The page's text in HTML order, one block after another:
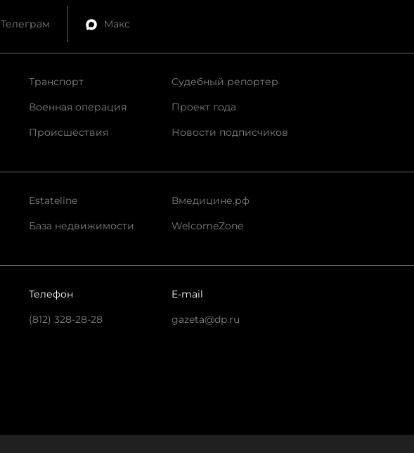
Телеграм Макс
Транспорт
Военная операция
Происшествия
Судебный репортер
Проект года
Новости подписчиков
Estateline
База недвижимости
Вмедицине.рф
WelcomeZone
Телефон
(812) 328-28-28
E-mail
gazeta@dp.ru